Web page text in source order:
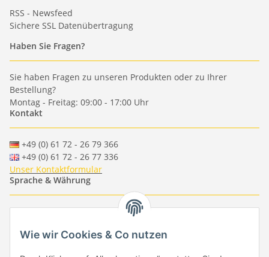
RSS - Newsfeed
Sichere SSL Datenübertragung
Haben Sie Fragen?
Sie haben Fragen zu unseren Produkten oder zu Ihrer
Bestellung?
Montag - Freitag: 09:00 - 17:00 Uhr
Kontakt
+49 (0) 61 72 - 26 79 366
+49 (0) 61 72 - 26 77 336
Unser Kontaktformular
Sprache & Währung
- - -
-
EUR-GBP-USD-CHF
Händlerbund
Wie wir Cookies & Co nutzen